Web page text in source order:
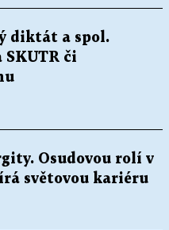
diktát a spol.
SKUTR či
Osudovou rolí v
světovou kariéru